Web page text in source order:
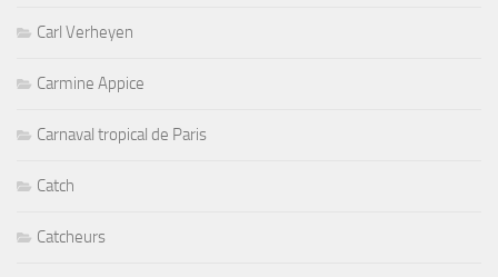
Carl Verheyen
Carmine Appice
Carnaval tropical de Paris
Catch
Catcheurs